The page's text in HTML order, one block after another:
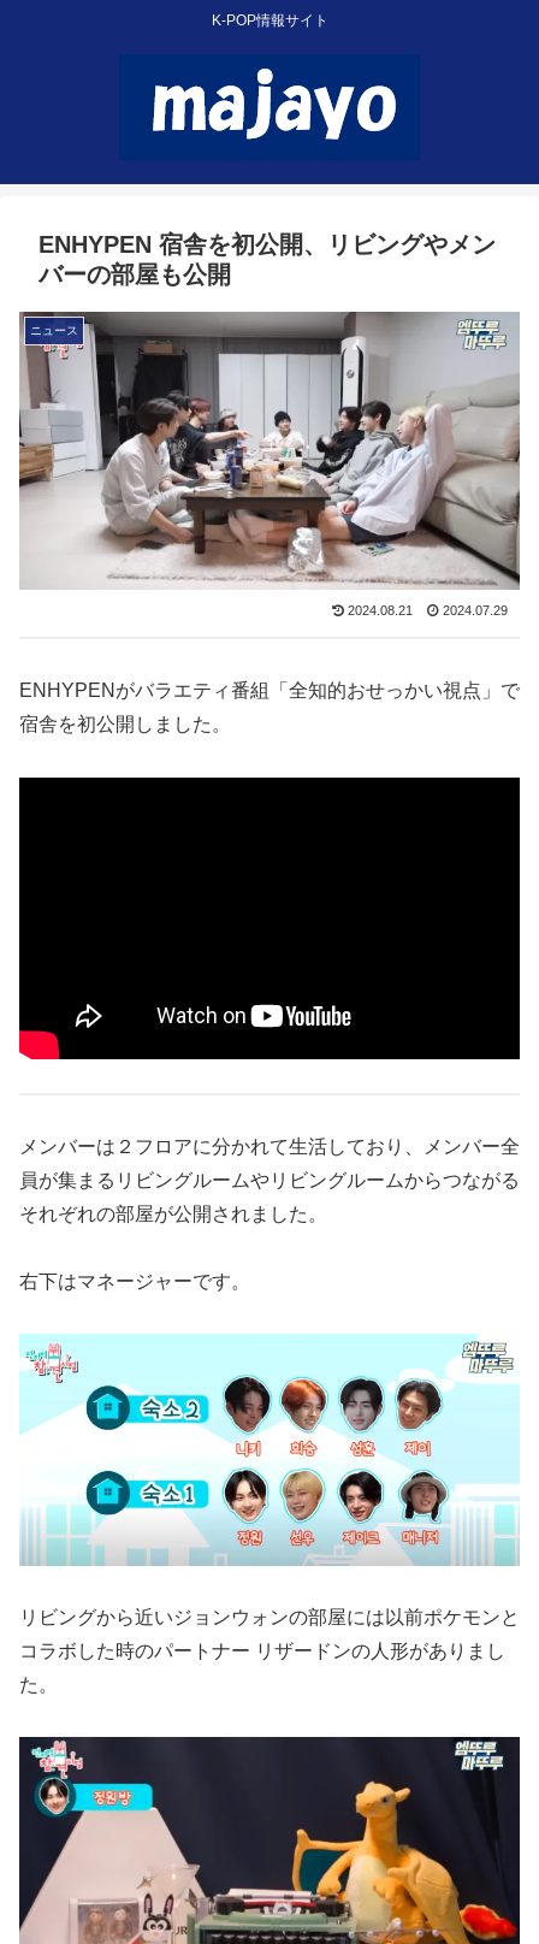
K-POP情報サイト
ENHYPEN 宿舎を初公開、リビングやメン
バーの部屋も公開
ニュース
2024.08.21 2024.07.29
ENHYPENがバラエティ番組「全知的おせっかい視点」で
宿舎を初公開しました。
メンバーは２フロアに分かれて生活しており、メンバー全
員が集まるリビングルームやリビングルームからつながる
それぞれの部屋が公開されました。
右下はマネージャーです。
リビングから近いジョンウォンの部屋には以前ポケモンと
コラボした時のパートナー リザードンの人形がありまし
た。